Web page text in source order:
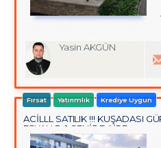
Yasin AKGÜN
Fırsat Yatırımlık Krediye Uygun
ACİLLL SATILIK !!! KUŞADASI
EŞYALI 3+1 GENİŞ DAİRE